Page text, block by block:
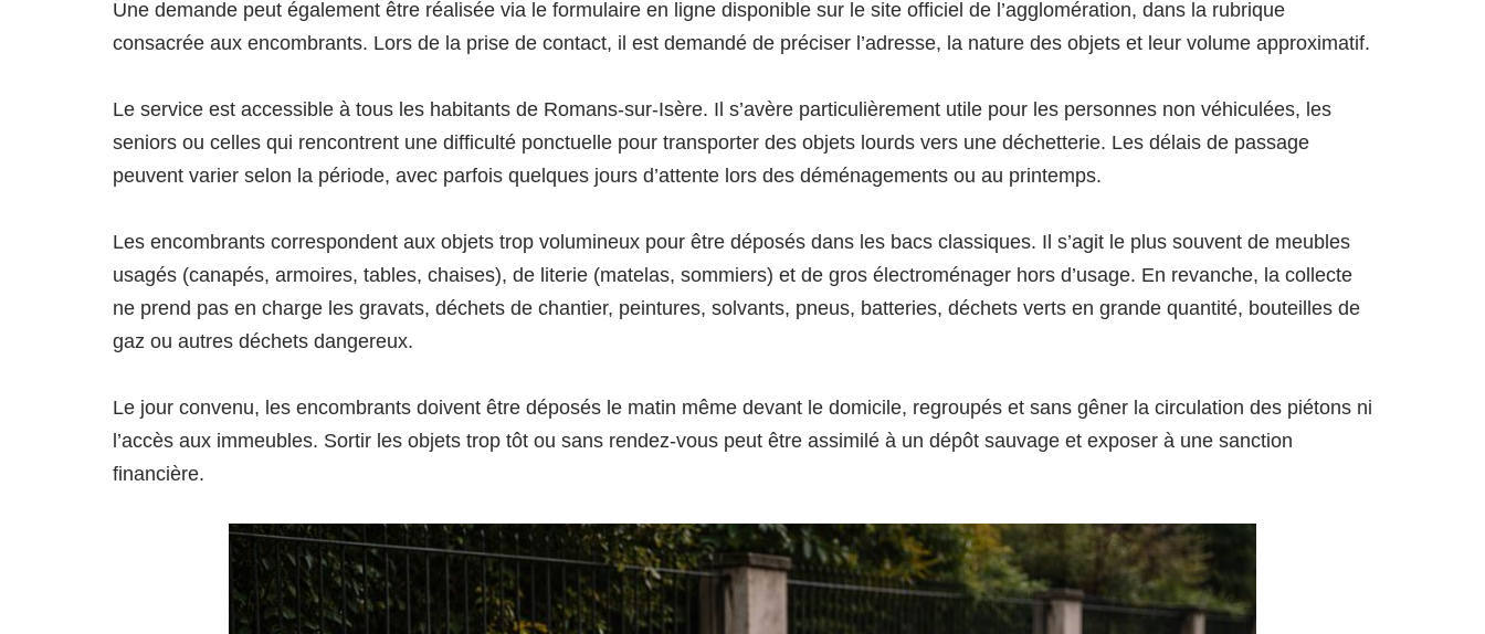
Une demande peut également être réalisée via le formulaire en ligne disponible sur le site officiel de l’agglomération, dans la rubrique
consacrée aux encombrants. Lors de la prise de contact, il est demandé de préciser l’adresse, la nature des objets et leur volume approximatif.
Le service est accessible à tous les habitants de Romans-sur-Isère. Il s’avère particulièrement utile pour les personnes non véhiculées, les
seniors ou celles qui rencontrent une difficulté ponctuelle pour transporter des objets lourds vers une déchetterie. Les délais de passage
peuvent varier selon la période, avec parfois quelques jours d’attente lors des déménagements ou au printemps.
Les encombrants correspondent aux objets trop volumineux pour être déposés dans les bacs classiques. Il s’agit le plus souvent de meubles
usagés (canapés, armoires, tables, chaises), de literie (matelas, sommiers) et de gros électroménager hors d’usage. En revanche, la collecte
ne prend pas en charge les gravats, déchets de chantier, peintures, solvants, pneus, batteries, déchets verts en grande quantité, bouteilles de
gaz ou autres déchets dangereux.
Le jour convenu, les encombrants doivent être déposés le matin même devant le domicile, regroupés et sans gêner la circulation des piétons ni
l’accès aux immeubles. Sortir les objets trop tôt ou sans rendez-vous peut être assimilé à un dépôt sauvage et exposer à une sanction
financière.